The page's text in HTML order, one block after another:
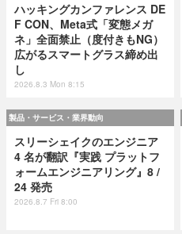
ハッキングカンファレンス DE
F CON、Meta式「変態メガ
ネ」全面禁止（度付きもNG）
広がるスマートグラス締め出
し
2026.8.3 Mon 8:15
製品・サービス・業界動向
スリーシェイクのエンジニア
4 名が翻訳『実践 プラットフ
ォームエンジニアリング』8 /
24 発売
2026.8.7 Fri 8:00